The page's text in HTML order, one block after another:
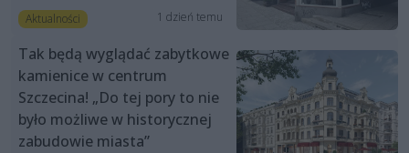
Aktualności 1 dzień temu
Tak będą wyglądać zabytkowe
kamienice w centrum
Szczecina! „Do tej pory to nie
było możliwe w historycznej
zabudowie miasta”